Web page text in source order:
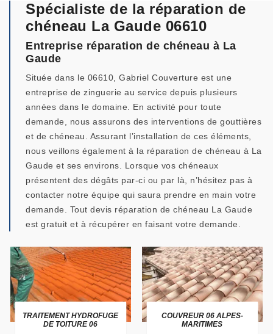
Spécialiste de la réparation de
chéneau La Gaude 06610
Entreprise réparation de chéneau à La
Gaude
Située dans le 06610, Gabriel Couverture est une
entreprise de zinguerie au service depuis plusieurs
années dans le domaine. En activité pour toute
demande, nous assurons des interventions de gouttières
et de chéneau. Assurant l’installation de ces éléments,
nous veillons également à la réparation de chéneau à La
Gaude et ses environs. Lorsque vos chéneaux
présentent des dégâts par-ci ou par là, n’hésitez pas à
contacter notre équipe qui saura prendre en main votre
demande. Tout devis réparation de chéneau La Gaude
est gratuit et à récupérer en faisant votre demande.
TRAITEMENT HYDROFUGE
DE TOITURE 06
COUVREUR 06 ALPES-
MARITIMES